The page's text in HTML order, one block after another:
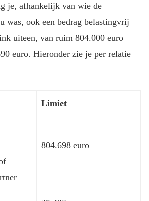
je, afhankelijk van wie de
was, ook een bedrag belastingvrij
uiteen, van ruim 804.000 euro
euro. Hieronder zie je per relatie
Limiet
804.698 euro